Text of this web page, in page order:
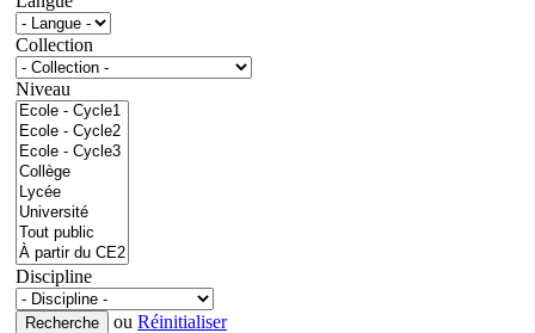
Collection
Niveau
Discipline
ou Réinitialiser